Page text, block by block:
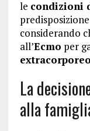
le condizioni
considerando
all’Ecmo per
extracorporeo
La
alla